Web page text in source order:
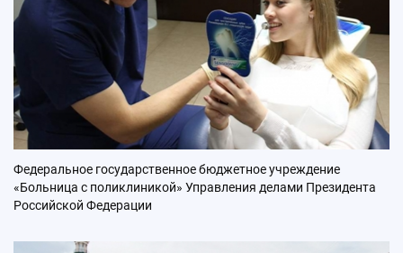
Федеральное государственное бюджетное учреждение
«Больница с поликлиникой» Управления делами Президента
Российской Федерации